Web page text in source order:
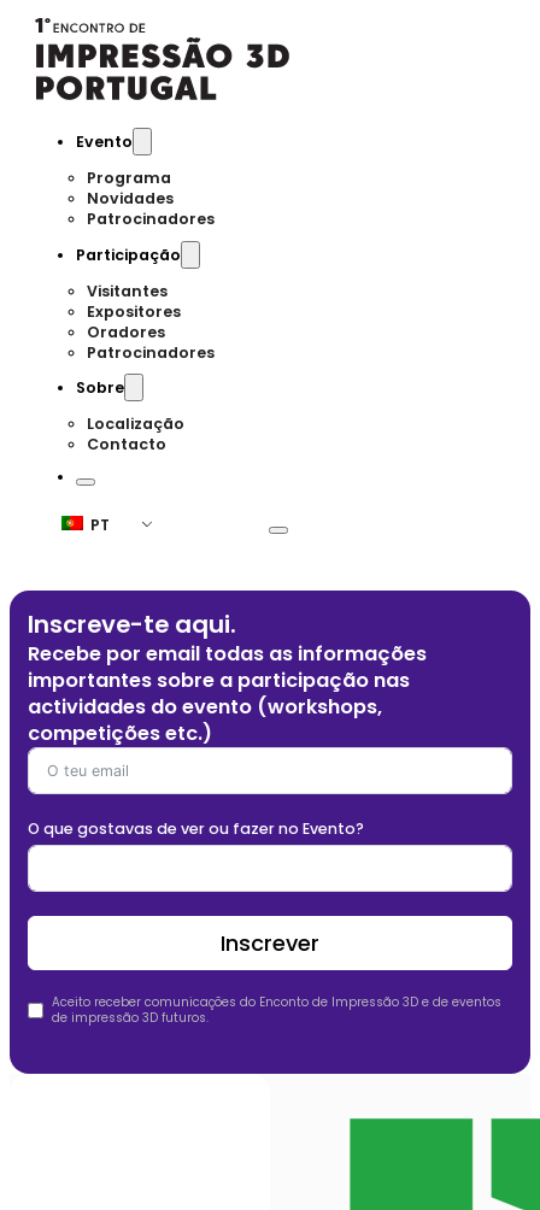
Evento
Programa
Novidades
Patrocinadores
Participação
Visitantes
Expositores
Oradores
Patrocinadores
Sobre
Localização
Contacto
PT
Inscreve-te aqui.
Recebe por email todas as informações
importantes sobre a participação nas
actividades do evento (workshops,
competições etc.)
O que gostavas de ver ou fazer no Evento?
Inscrever
Aceito receber comunicações do Enconto de Impressão 3D e de eventos
de impressão 3D futuros.